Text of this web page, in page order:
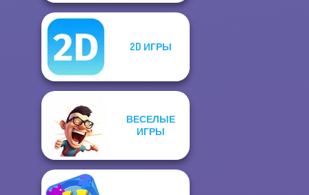
2D ИГРЫ
ВЕСЕЛЫЕ
ИГРЫ